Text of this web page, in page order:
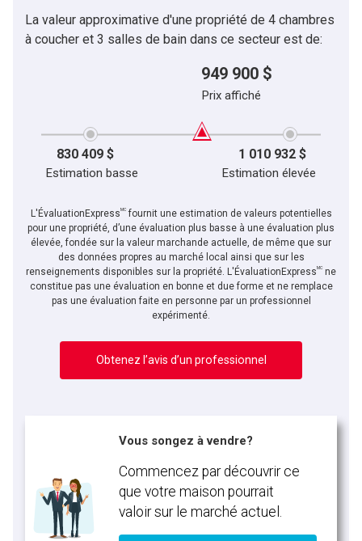
La valeur approximative d'une propriété de 4 chambres
à coucher et 3 salles de bain dans ce secteur est de:
949 900 $
Prix affiché
830 409 $ 1 010 932 $
Estimation basse Estimation élevée
L'ÉvaluationExpressMCfournit une estimation de valeurs potentielles
pour une propriété, d’une évaluation plus basse à une évaluation plus
élevée, fondée sur la valeur marchande actuelle, de même que sur
des données propres au marché local ainsi que sur les
renseignements disponibles sur la propriété. L'ÉvaluationExpressMC ne
constitue pas une évaluation en bonne et due forme et ne remplace
pas une évaluation faite en personne par un professionnel
expérimenté.
Obtenez l’avis d’un professionnel
Vous songez à vendre?
Commencez par découvrir ce
que votre maison pourrait
valoir sur le marché actuel.